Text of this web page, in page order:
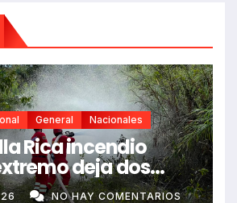
General Nacionales
Rica incendio
deja dos
y heridosNO HAY COMENTARIOS